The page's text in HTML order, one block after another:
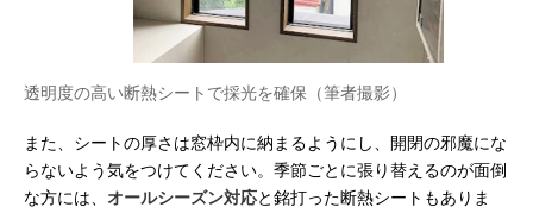
透明度の高い断熱シートで採光を確保（筆者撮影）
また、シートの厚さは窓枠内に納まるようにし、開閉の邪魔にな
らないよう気をつけてください。季節ごとに張り替えるのが面倒
な方には、 オールシーズン対応と銘打った断熱シートもありま